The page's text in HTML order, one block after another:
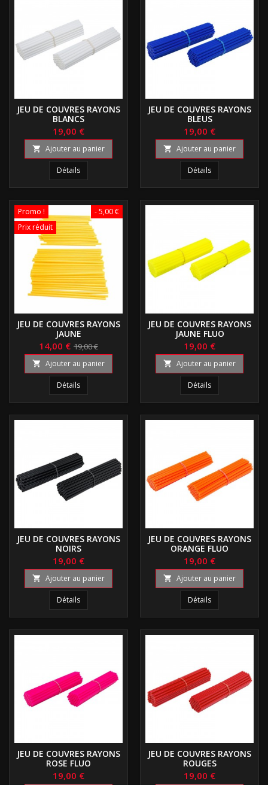
JEU DE COUVRES RAYONS
BLANCS
19,00 €
 Ajouter au panier
Détails
JEU DE COUVRES RAYONS
BLEUS
19,00 €
 Ajouter au panier
Détails
- 5,00 €
Promo !
Prix réduit
JEU DE COUVRES RAYONS
JAUNE
14,00 € 19,00 €
 Ajouter au panier
Détails
JEU DE COUVRES RAYONS
JAUNE FLUO
19,00 €
 Ajouter au panier
Détails
JEU DE COUVRES RAYONS
NOIRS
19,00 €
 Ajouter au panier
Détails
JEU DE COUVRES RAYONS
ORANGE FLUO
19,00 €
 Ajouter au panier
Détails
JEU DE COUVRES RAYONS
ROSE FLUO
19,00 €
JEU DE COUVRES RAYONS
ROUGES
19,00 €